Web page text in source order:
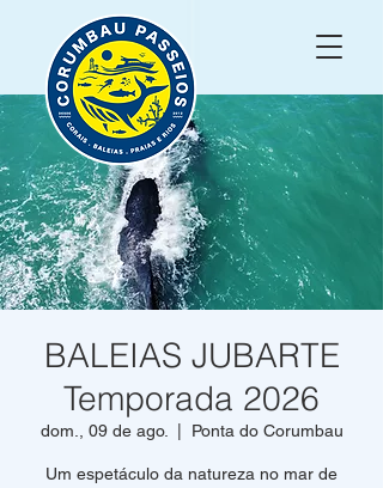
BALEIAS JUBARTE
Temporada 2026
dom., 09 de ago. Ponta do Corumbau
Um espetáculo da natureza no mar de